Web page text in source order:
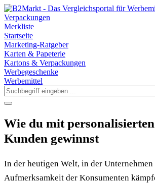
Merkliste
Startseite
Marketing-Ratgeber
Karten & Papeterie
Kartons & Verpackungen
Werbegeschenke
Werbemittel
Wie du mit
Kunden gewinnst
In der heutigen Welt, in der Unternehmen
Aufmerksamkeit der Konsumenten